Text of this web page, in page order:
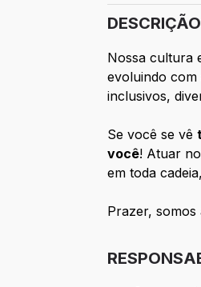
Nossa cultura
evoluindo com
inclusivos,
Se você se vê
você! Atuar
em toda
Prazer, somos